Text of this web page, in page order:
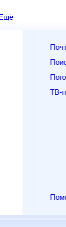
Ещё